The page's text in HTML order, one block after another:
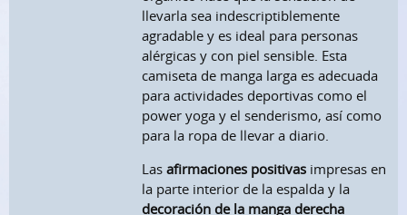
llevarla sea indescriptiblemente
agradable y es ideal para personas
alérgicas y con piel sensible. Esta
camiseta de manga larga es adecuada
para actividades deportivas como el
power yoga y el senderismo, así como
para la ropa de llevar a diario.
Lasafirmaciones positivas impresas en
la parte interior de la espalda y la
decoración de la manga derecha